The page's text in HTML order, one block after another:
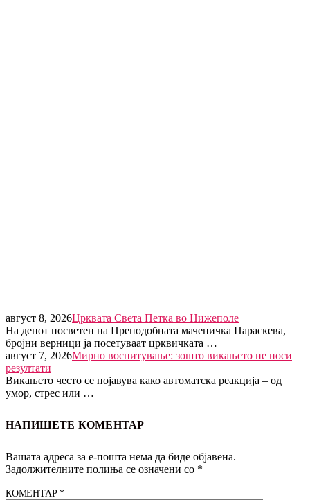
август 8, 2026Црквата Света Петка во Нижеполе
На денот посветен на Преподобната маченичка Параскева,
бројни верници ја посетуваат црквичката …
август 7, 2026Мирно воспитување: зошто викањето не носи
резултати
Викањето често се појавува како автоматска реакција – од
умор, стрес или …
НАПИШЕТЕ КОМЕНТАР
Вашата адреса за е-пошта нема да биде објавена.
Задолжителните полиња се означени со *
КОМЕНТАР*